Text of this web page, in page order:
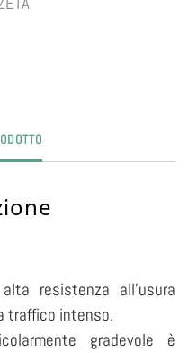
resistenza all’usura
traffico intenso.
gradevole è